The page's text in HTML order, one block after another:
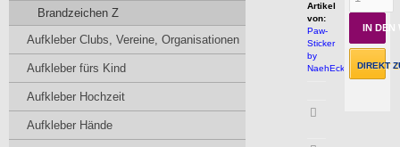
IN DEN
DIREKT
Artikel
von:
Paw-
Sticker
by
NaehEcke.com
Brandzeichen Z
Aufkleber Clubs, Vereine, Organisationen
Aufkleber fürs Kind
Aufkleber Hochzeit
Aufkleber Hände